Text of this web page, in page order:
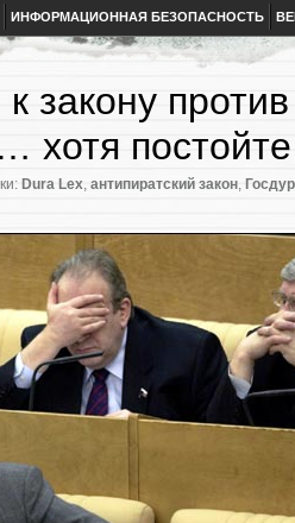
ИНФОРМАЦИОННАЯ БЕЗОПАСНОСТЬ
закону
хотя
Dura Lex, антипиратский закон,